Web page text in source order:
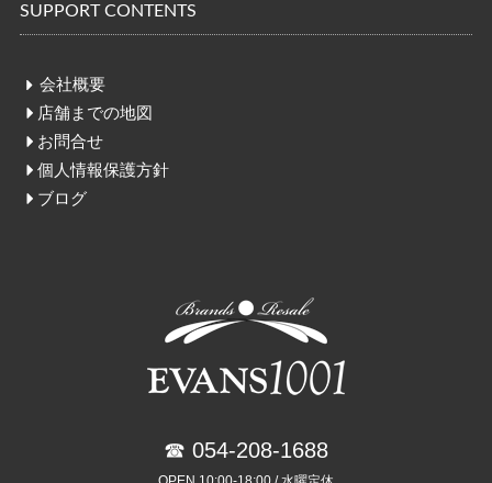
SUPPORT CONTENTS
会社概要
店舗までの地図
お問合せ
個人情報保護方針
ブログ
☎ 054-208-1688